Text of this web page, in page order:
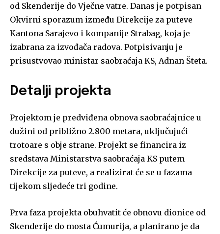
od Skenderije do Vječne vatre. Danas je potpisan
Okvirni sporazum između Direkcije za puteve
Kantona Sarajevo i kompanije Strabag, koja je
izabrana za izvođača radova. Potpisivanju je
prisustvovao ministar saobraćaja KS, Adnan Šteta.
Detalji projekta
Projektom je predviđena obnova saobraćajnice u
dužini od približno 2.800 metara, uključujući
trotoare s obje strane. Projekt se financira iz
sredstava Ministarstva saobraćaja KS putem
Direkcije za puteve, a realizirat će se u fazama
tijekom sljedeće tri godine.
Prva faza projekta obuhvatit će obnovu dionice od
Skenderije do mosta Ćumurija, a planirano je da